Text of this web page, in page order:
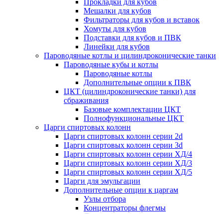
Мешалки для кубов
Фильтраторы для кубов и вставок
Хомуты для кубов
Подставки для кубов и ПВК
Линейки для кубов
Пароводяные котлы и цилиндроконические танки
Пароводяные кубы и котлы
Пароводяные котлы
Дополнительные опции к ПВК
ЦКТ (цилиндроконические танки) для
сбраживания
Базовые комплектации ЦКТ
Полнофункциональные ЦКТ
Царги спиртовых колонн
Царги спиртовых колонн серии 2d
Царги спиртовых колонн серии 3d
Царги спиртовых колонн серии ХД/4
Царги спиртовых колонн серии ХД/3
Царги спиртовых колонн серии ХД/5
Царги для эмульгации
Дополнительные опции к царгам
Узлы отбора
Концентраторы флегмы